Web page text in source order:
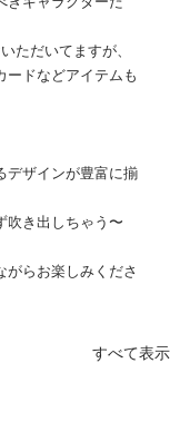
ただいてますが、
ードなどアイテムも
デザインが豊富に揃
吹き出しちゃう〜
がらお楽しみくださ
すべて表示